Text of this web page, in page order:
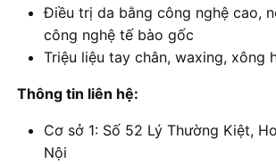
Điều trị da bằng công nghệ cao,
công nghệ tế bào gốc
Triệu liệu tay chân, waxing, xông
Thông tin liên hệ:
Cơ sở 1: Số 52 Lý Thường Kiệt,
Nội